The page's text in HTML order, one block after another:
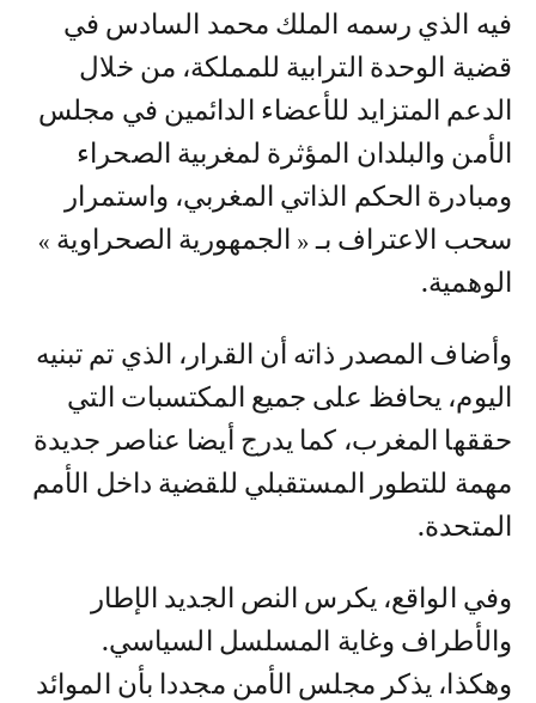
فيه الذي رسمه الملك محمد السادس في
قضية الوحدة الترابية للمملكة، من خلال
الدعم المتزايد للأعضاء الدائمين في مجلس
الأمن والبلدان المؤثرة لمغربية الصحراء
ومبادرة الحكم الذاتي المغربي، واستمرار
سحب الاعتراف بـ « الجمهورية الصحراوية »
الوهمية.
وأضاف المصدر ذاته أن القرار، الذي تم تبنيه
اليوم، يحافظ على جميع المكتسبات التي
حققها المغرب، كما يدرج أيضا عناصر جديدة
مهمة للتطور المستقبلي للقضية داخل الأمم
المتحدة.
وفي الواقع، يكرس النص الجديد الإطار
والأطراف وغاية المسلسل السياسي.
وهكذا، يذكر مجلس الأمن مجددا بأن الموائد